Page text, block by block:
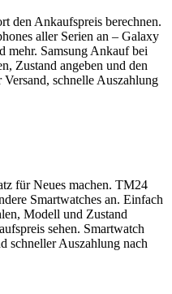
den Ankaufspreis berechnen.
aller Serien an – Galaxy
Samsung Ankauf bei
Zustand angeben und den
schnelle Auszahlung
für Neues machen. TM24
Smartwatches an. Einfach
Modell und Zustand
sehen. Smartwatch
schneller Auszahlung nach